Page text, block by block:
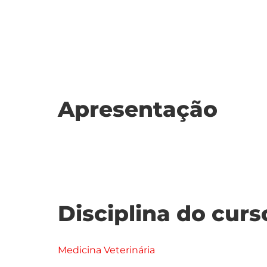
Apresentação
Disciplina do
Medicina Veterinária